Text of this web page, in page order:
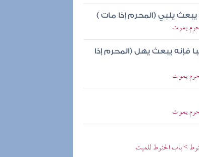
يلبي (المحرم إذا مات )
يموت
فإنه يبعث يهل (المحرم إذا
يموت
يموت
> باب الحنوط للميت